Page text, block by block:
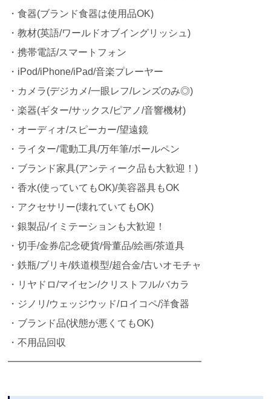
・食器(ブランド食器は使用品OK)
・教材(英語/ワールドオブイングリッシュ)
・携帯電話/スマートフォン
・iPod/iPhone/iPad/音楽プレーヤー
・カメラ(デジカメ/一眼レフ/レンズのみ◎)
・楽器(ギター/サックス/ピアノ/音響機材)
・オーディオ/スピーカー/望遠鏡
・ライター/電動工具/万年筆/ボールペン
・ブランド家具(アンティーク品も大歓迎！)
・香水(使っていてもOK)/美容器具もOK
・アクセサリー(壊れていてもOK)
・銀製品/イミテーションも大歓迎！
・切手/金券/記念硬貨/骨董品/絵画/茶道具
・鉄瓶/ブリキ/鉄道模型/超合金/古いオモチャ
・リヤドロ/マイセン/クリストフル/バカラ
・ジノリ/ウェッジウッド/ロイコペ/洋食器
・ブランド品(状態が悪くてもOK)
・不用品回収
━━━━━━━━━━━━━━━━━━━━